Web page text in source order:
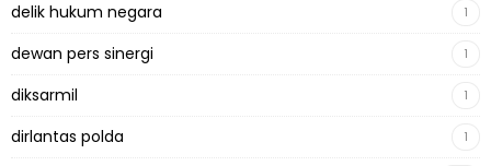
delik hukum negara 1
dewan pers sinergi 1
diksarmil 1
dirlantas polda 1